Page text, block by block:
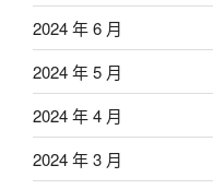
2024 年 6 月
2024 年 5 月
2024 年 4 月
2024 年 3 月